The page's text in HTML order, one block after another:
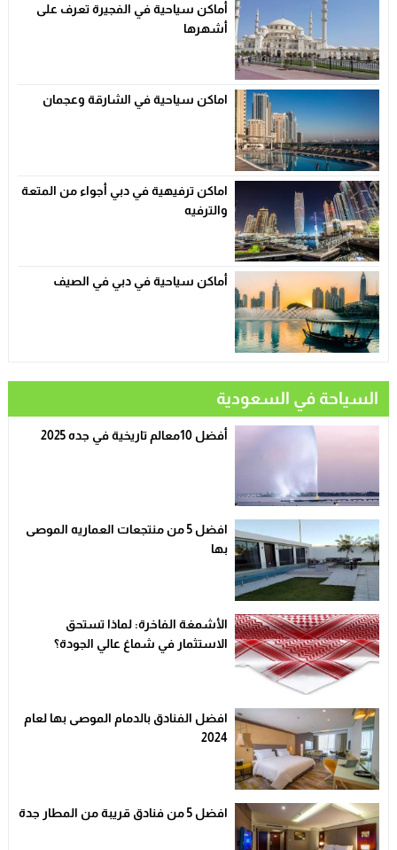
أماكن سياحية في الفجيرة تعرف على
أشهرها
اماكن سياحية في الشارقة وعجمان
اماكن ترفيهية في دبي أجواء من المتعة
والترفيه
أماكن سياحية في دبي في الصيف
السياحة في السعودية
أفضل 10معالم تاريخية في جده 2025
افضل 5 من منتجعات العماريه الموصى
بها
الأشمغة الفاخرة: لماذا تستحق
الاستثمار في شماغ عالي الجودة؟
افضل الفنادق بالدمام الموصى بها لعام
2024
افضل 5 من فنادق قريبة من المطار جدة